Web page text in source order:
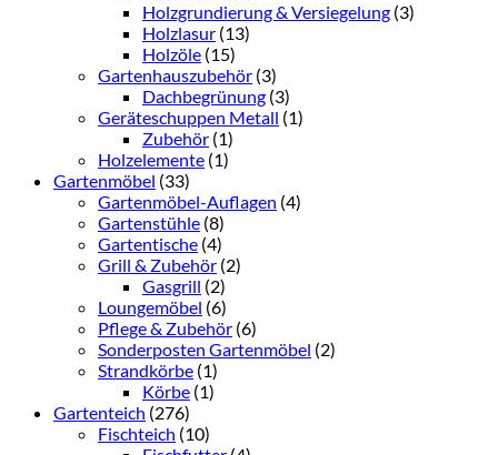
Holzgrundierung & Versiegelung (3)
Holzlasur (13)
Holzöle (15)
Gartenhauszubehör (3)
Dachbegrünung (3)
Geräteschuppen Metall (1)
Zubehör (1)
Holzelemente (1)
Gartenmöbel (33)
Gartenmöbel-Auflagen (4)
Gartenstühle (8)
Gartentische (4)
Grill & Zubehör (2)
Gasgrill (2)
Loungemöbel (6)
Pflege & Zubehör (6)
Sonderposten Gartenmöbel (2)
Strandkörbe (1)
Körbe (1)
Gartenteich (276)
Fischteich (10)